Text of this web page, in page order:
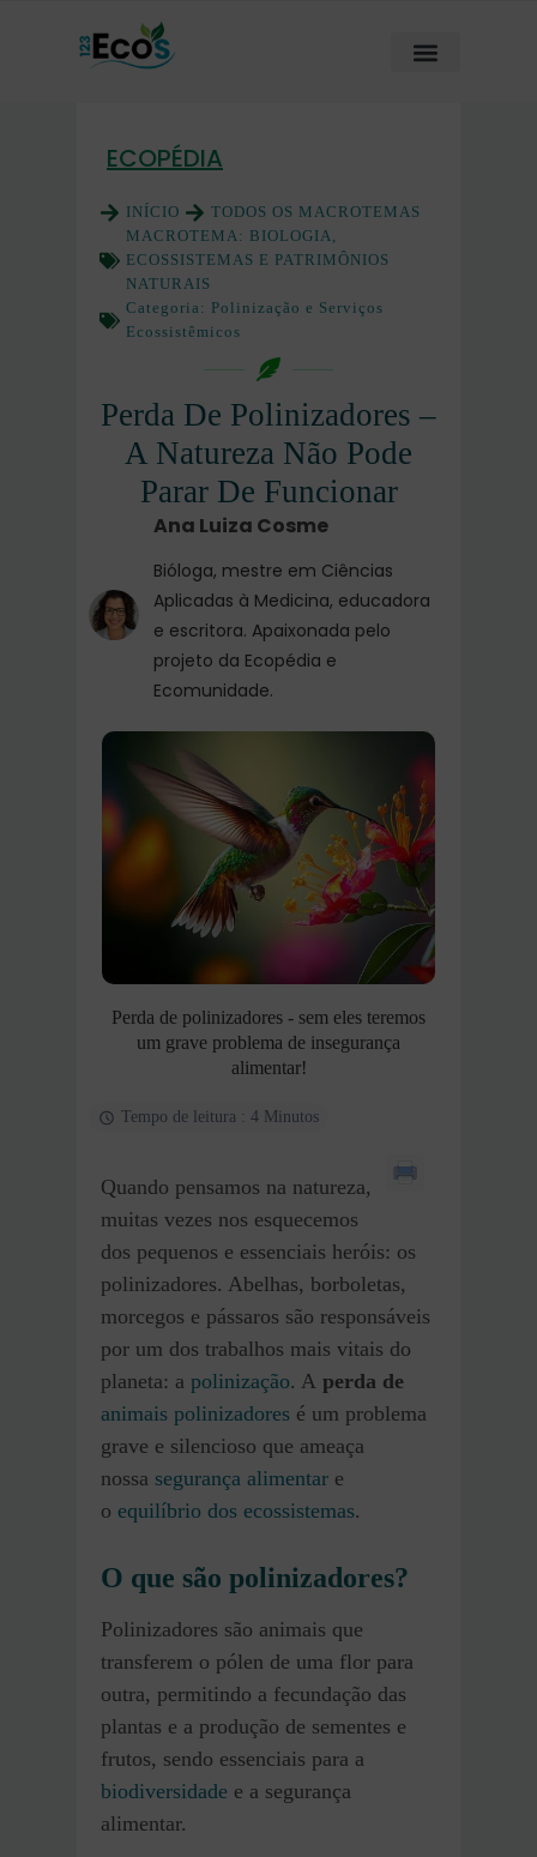
ECOPÉDIA
INÍCIO
TODOS OS MACROTEMAS
MACROTEMA: BIOLOGIA,
ECOSSISTEMAS E PATRIMÔNIOS
NATURAIS
Categoria: Polinização e Serviços
Ecossistêmicos
Perda De Polinizadores –
A Natureza Não Pode
Parar De Funcionar
Ana Luiza Cosme
Bióloga, mestre em Ciências
Aplicadas à Medicina, educadora
e escritora. Apaixonada pelo
projeto da Ecopédia e
Ecomunidade.
Perda de polinizadores - sem eles teremos
um grave problema de insegurança
alimentar!
Tempo de leitura : 4 Minutos
Quando pensamos na natureza,
muitas vezes nos esquecemos
dos pequenos e essenciais heróis: os
polinizadores. Abelhas, borboletas,
morcegos e pássaros são responsáveis
por um dos trabalhos mais vitais do
planeta: a polinização. A perda de
animais polinizadores é um problema
grave e silencioso que ameaça
nossa segurança alimentar e
o equilíbrio dos ecossistemas.
O que são polinizadores?
Polinizadores são animais que
transferem o pólen de uma flor para
outra, permitindo a fecundação das
plantas e a produção de sementes e
frutos, sendo essenciais para a
biodiversidade e a segurança
alimentar.